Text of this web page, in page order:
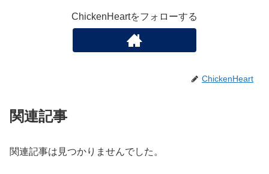
ChickenHeartをフォローする
ChickenHeart
関連記事
関連記事は見つかりませんでした。